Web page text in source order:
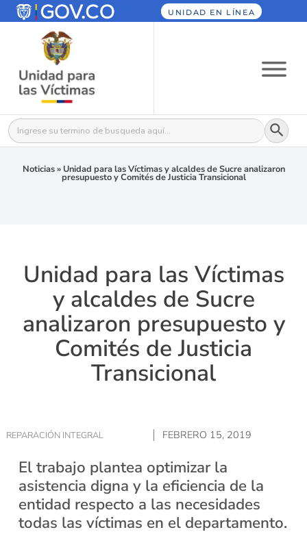
UNIDAD EN LÍNEA
Buscar: Botón
Noticias» Unidad para las Víctimas y alcaldes de Sucre analizaron
presupuesto y Comités de Justicia Transicional
Unidad para las Víctimas
y alcaldes de Sucre
analizaron presupuesto y
Comités de Justicia
Transicional
REPARACIÓN INTEGRAL FEBRERO 15, 2019
El trabajo plantea optimizar la
asistencia digna y la eficiencia de la
entidad respecto a las necesidades
todas las víctimas en el departamento.